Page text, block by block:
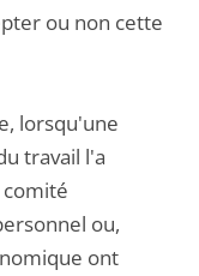
ou non cette
lorsqu'une
travail l'a
ou,
ont